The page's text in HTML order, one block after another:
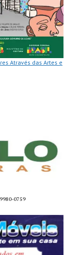
Através das Artes e
0759